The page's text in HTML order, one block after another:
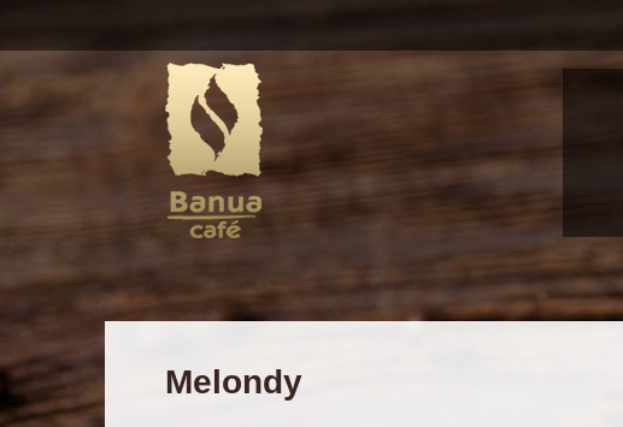
Melondy